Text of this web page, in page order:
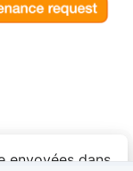
envoyées dans